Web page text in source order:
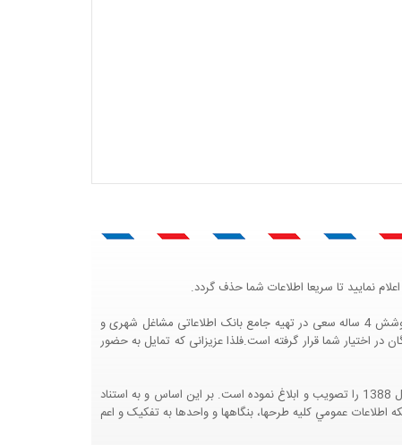
نمایید تا سریعا اطلاعات شما حذف گردد.
پرتال مشاغل ایران در جهت رشد فرهنگ بازاریابی و کمک به جامعه بازاریابی و اقتصاد کشور عزیزمان این وب سایت را راه اندازی نموده و با تلاش و کوشش 4 ساله سعی در تهیه جامع بانک اطلاعاتی مشاغل شهری و
شما قرار گرفته است.فلذا عزیزانی که تمایل به حضور
هيئت محترم دولت طي مصوبه شماره 99517/ت49016 ه مورخ 01/09/1393، آيين نامه اجرايي قانون انتشار و دسترسي آزاد به اطلاعات مصوب سال 1388 را تصويب و ابلاغ نموده است. بر اين اساس و به استناد
محترم طرح و برنامه وزارت متبوع مبني بر اينکه اطلاعات عمومي کليه طرحها، بنگاهها و واحدها به تفکيک و اعم